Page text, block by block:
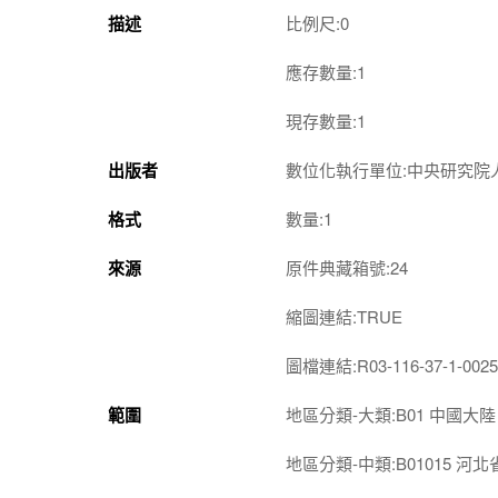
描述 比例尺:0
應存數量:1
現存數量:1
出版者 數位化執行單位:中央研究
格式 數量:1
來源 原件典藏箱號:24
縮圖連結:TRUE
圖檔連結:R03-116-37-1-0025
範圍 地區分類-大類:B01 中國大陸
地區分類-中類:B01015 河北